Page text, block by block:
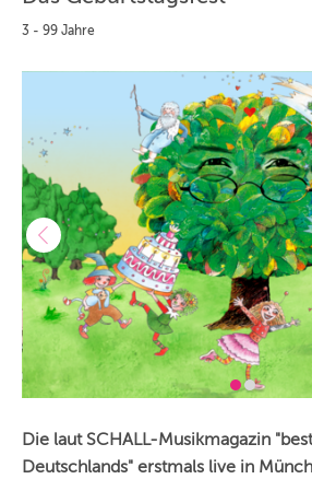
ZÜRICH
ANDERE
REGIONEN
3 - 99 Jahre
Die laut SCHALL-Musikmagazin
Deutschlands" erstmals live in